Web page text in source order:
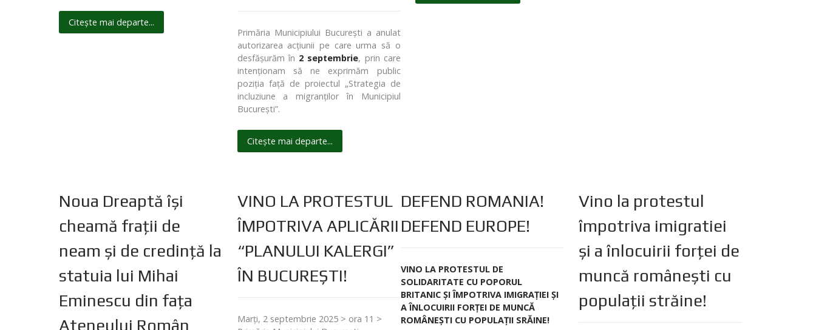
Citește mai departe...
Primăria Municipiului București a anulat
autorizarea acțiunii pe care urma să o
desfășurăm în 2 septembrie, prin care
intenționam să ne exprimăm public
poziția față de proiectul „Strategia de
incluziune a migranților în Municipiul
București”.
Citește mai departe...
Noua Dreaptă își
cheamă frații de
neam și de credință la
statuia lui Mihai
Eminescu din fața
Ateneului Român
VINO LA PROTESTUL
ÎMPOTRIVA APLICĂRII
“PLANULUI KALERGI”
ÎN BUCUREȘTI!
Marți, 2 septembrie 2025 > ora 11 >
DEFEND ROMANIA!
DEFEND EUROPE!
VINO LA PROTESTUL DE
SOLIDARITATE CU POPORUL
BRITANIC ȘI ÎMPOTRIVA IMIGRAȚIEI ȘI
A ÎNLOCUIRII FORȚEI DE MUNCĂ
ROMÂNEȘTI CU POPULAȚII SRĂINE!
Vino la protestul
împotriva imigratiei
și a înlocuirii forței de
muncă românești cu
populații străine!